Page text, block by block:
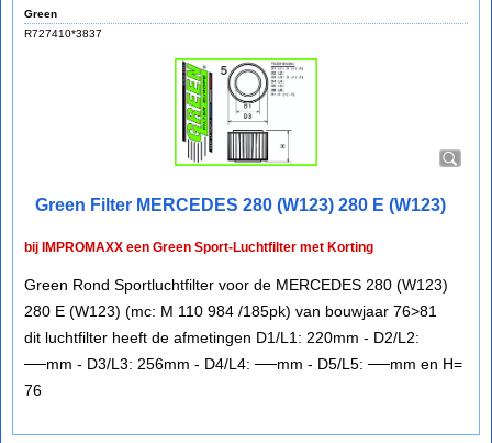
Green
R727410*3837
Green Filter MERCEDES 280 (W123) 280 E (W123)
bij IMPROMAXX een Green Sport-Luchtfilter met Korting
Green Rond Sportluchtfilter voor de MERCEDES 280 (W123)
280 E (W123) (mc: M 110 984 /185pk) van bouwjaar 76>81
dit luchtfilter heeft de afmetingen D1/L1: 220mm - D2/L2:
──mm - D3/L3: 256mm - D4/L4: ──mm - D5/L5: ──mm en H=
76